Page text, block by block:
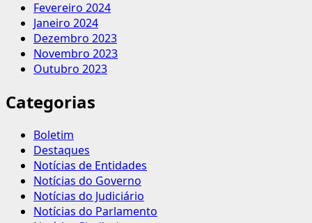
Fevereiro 2024
Janeiro 2024
Dezembro 2023
Novembro 2023
Outubro 2023
Categorias
Boletim
Destaques
Notícias de Entidades
Notícias do Governo
Notícias do Judiciário
Notícias do Parlamento